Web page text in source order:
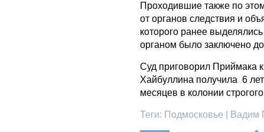
Проходившие также по
от органов следствия и
которого ранее
органом было заключено
Суд приговорил Приймака
Хайбуллина получила 6
месяцев в колонии
Теги: Подмосковье | Вадим